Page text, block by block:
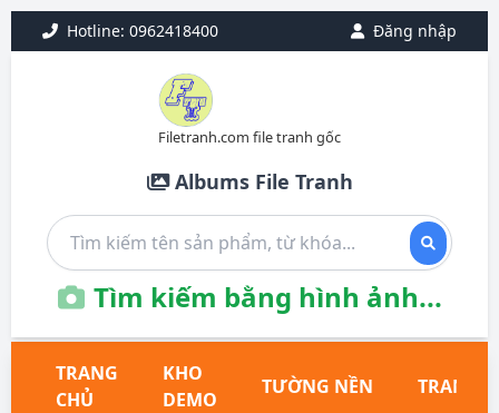
Hotline: 0962418400 Đăng nhập
Filetranh.com file tranh gốc
Albums File Tranh
Tìm kiếm bằng hình ảnh...
TRANG
CHỦ
KHO
DEMO
TƯỜNG NỀN TRANH